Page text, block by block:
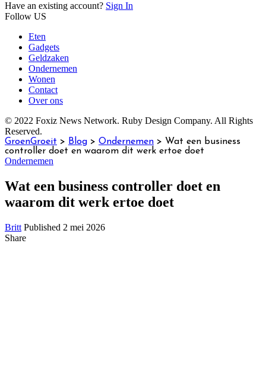
Have an existing account? Sign In
Follow US
Eten
Gadgets
Geldzaken
Ondernemen
Wonen
Contact
Over ons
© 2022 Foxiz News Network. Ruby Design Company. All Rights
Reserved.
GroenGroeit > Blog > Ondernemen > Wat een business
controller doet en waarom dit werk ertoe doet
Ondernemen
Wat een business controller doet en
waarom dit werk ertoe doet
Britt Published 2 mei 2026
Share